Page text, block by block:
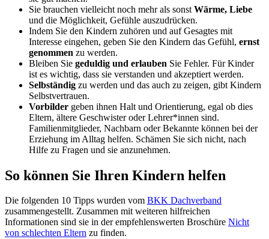
Sie brauchen vielleicht noch mehr als sonst Wärme, Liebe
und die Möglichkeit, Gefühle auszudrücken.
Indem Sie den Kindern zuhören und auf Gesagtes mit
Interesse eingehen, geben Sie den Kindern das Gefühl, ernst
genommen zu werden.
Bleiben Sie geduldig und erlauben Sie Fehler. Für Kinder
ist es wichtig, dass sie verstanden und akzeptiert werden.
Selbständig zu werden und das auch zu zeigen, gibt Kindern
Selbstvertrauen.
Vorbilder geben ihnen Halt und Orientierung, egal ob dies
Eltern, ältere Geschwister oder Lehrer*innen sind.
Familienmitglieder, Nachbarn oder Bekannte können bei der
Erziehung im Alltag helfen. Schämen Sie sich nicht, nach
Hilfe zu Fragen und sie anzunehmen.
So können Sie Ihren Kindern helfen
Die folgenden 10 Tipps wurden vom BKK Dachverband
zusammengestellt. Zusammen mit weiteren hilfreichen
Informationen sind sie in der empfehlenswerten Broschüre Nicht
von schlechten Eltern zu finden.